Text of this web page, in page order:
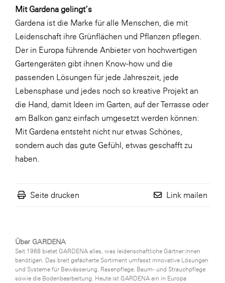
Mit Gardena gelingt‘s
Gardena ist die Marke für alle Menschen, die mit
Leidenschaft ihre Grünflächen und Pflanzen pflegen.
Der in Europa führende Anbieter von hochwertigen
Gartengeräten gibt ihnen Know-how und die
passenden Lösungen für jede Jahreszeit, jede
Lebensphase und jedes noch so kreative Projekt an
die Hand, damit Ideen im Garten, auf der Terrasse oder
am Balkon ganz einfach umgesetzt werden können:
Mit Gardena entsteht nicht nur etwas Schönes,
sondern auch das gute Gefühl, etwas geschafft zu
haben.
Seite drucken Link mailen
Über GARDENA
Seit 1968 bietet GARDENA alles, was leidenschaftliche Gärtner:innen
benötigen. Das breit gefächerte Sortiment umfasst innovative Lösungen
und Systeme für Bewässerung, Rasenpflege, Baum- und Strauchpflege
sowie die Bodenbearbeitung. Heute ist GARDENA ein in Europa